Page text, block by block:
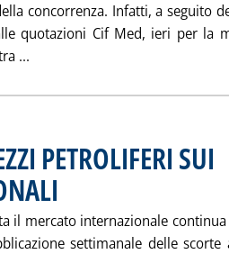
concorrenza. Infatti, a seguito
quotazioni Cif Med, ieri per la
... Leggi tutta la notizia: 'AGIP
PETROLIFERI SUI
il mercato internazionale
settimanale delle scorte